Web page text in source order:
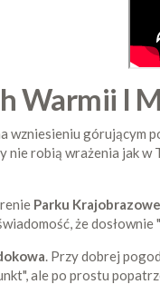
Warmii I
wzniesieniu górującym
nie robią wrażenia jak
Parku
że
. Przy dobrej
ale po prostu